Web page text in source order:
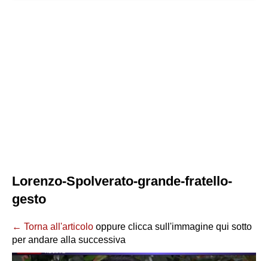
Lorenzo-Spolverato-grande-fratello-
gesto
← Torna all'articolo oppure clicca sull'immagine qui sotto
per andare alla successiva